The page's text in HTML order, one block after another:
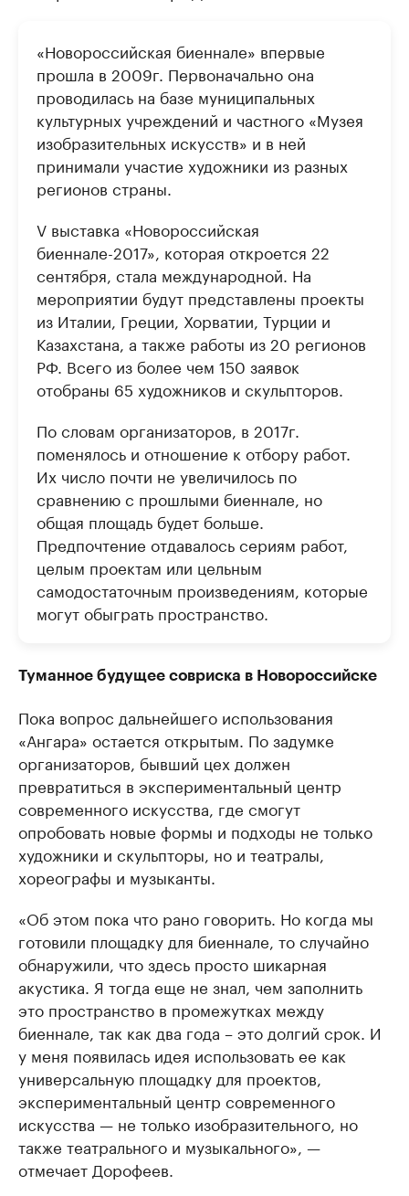
«Новороссийская биеннале» впервые
прошла в 2009г. Первоначально она
проводилась на базе муниципальных
культурных учреждений и частного «Музея
изобразительных искусств» и в ней
принимали участие художники из разных
регионов страны.
V выставка «Новороссийская
биеннале-2017», которая откроется 22
сентября, стала международной. На
мероприятии будут представлены проекты
из Италии, Греции, Хорватии, Турции и
Казахстана, а также работы из 20 регионов
РФ. Всего из более чем 150 заявок
отобраны 65 художников и скульпторов.
По словам организаторов, в 2017г.
поменялось и отношение к отбору работ.
Их число почти не увеличилось по
сравнению с прошлыми биеннале, но
общая площадь будет больше.
Предпочтение отдавалось сериям работ,
целым проектам или цельным
самодостаточным произведениям, которые
могут обыграть пространство.
Туманное будущее совриска в Новороссийске
Пока вопрос дальнейшего использования
«Ангара» остается открытым. По задумке
организаторов, бывший цех должен
превратиться в экспериментальный центр
современного искусства, где смогут
опробовать новые формы и подходы не только
художники и скульпторы, но и театралы,
хореографы и музыканты.
«Об этом пока что рано говорить. Но когда мы
готовили площадку для биеннале, то случайно
обнаружили, что здесь просто шикарная
акустика. Я тогда еще не знал, чем заполнить
это пространство в промежутках между
биеннале, так как два года – это долгий срок. И
у меня появилась идея использовать ее как
универсальную площадку для проектов,
экспериментальный центр современного
искусства — не только изобразительного, но
также театрального и музыкального», —
отмечает Дорофеев.